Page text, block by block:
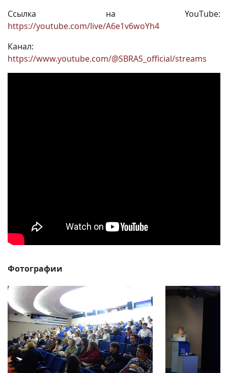
Ссылка на YouTube:
https://youtube.com/live/A6e1v6woYh4
Канал:
https://www.youtube.com/@SBRAS_official/streams
Фотографии